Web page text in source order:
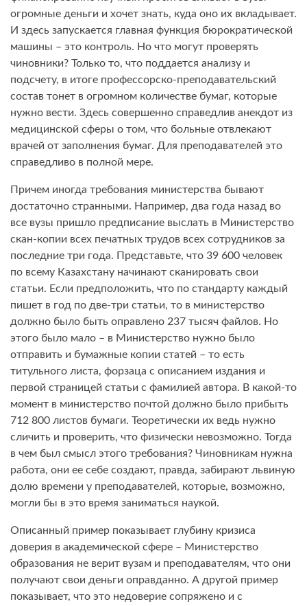
огромные деньги и хочет знать, куда оно их вкладывает.
И здесь запускается главная функция бюрократической
машины – это контроль. Но что могут проверять
чиновники? Только то, что поддается анализу и
подсчету, в итоге профессорско-преподавательский
состав тонет в огромном количестве бумаг, которые
нужно вести. Здесь совершенно справедлив анекдот из
медицинской сферы о том, что больные отвлекают
врачей от заполнения бумаг. Для преподавателей это
справедливо в полной мере.
Причем иногда требования министерства бывают
достаточно странными. Например, два года назад во
все вузы пришло предписание выслать в Министерство
скан-копии всех печатных трудов всех сотрудников за
последние три года. Представьте, что 39 600 человек
по всему Казахстану начинают сканировать свои
статьи. Если предположить, что по стандарту каждый
пишет в год по две-три статьи, то в министерство
должно было быть оправлено 237 тысяч файлов. Но
этого было мало – в Министерство нужно было
отправить и бумажные копии статей – то есть
титульного листа, форзаца с описанием издания и
первой страницей статьи с фамилией автора. В какой-то
момент в министерство почтой должно было прибыть
712 800 листов бумаги. Теоретически их ведь нужно
сличить и проверить, что физически невозможно. Тогда
в чем был смысл этого требования? Чиновникам нужна
работа, они ее себе создают, правда, забирают львиную
долю времени у преподавателей, которые, возможно,
могли бы в это время заниматься наукой.
Описанный пример показывает глубину кризиса
доверия в академической сфере – Министерство
образования не верит вузам и преподавателям, что они
получают свои деньги оправданно. А другой пример
показывает, что это недоверие сопряжено и с